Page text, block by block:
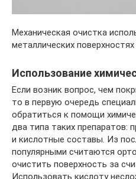
Механическая очистка
металлических
Использование
Если возник вопрос, чем
то в первую очередь
обратиться к помощи
два типа таких препаратов:
и кислотные составы. Из
популярными считаются
очистить поверхность за
Использовать кислоту